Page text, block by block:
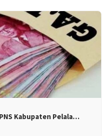
Kabupaten Pelala…